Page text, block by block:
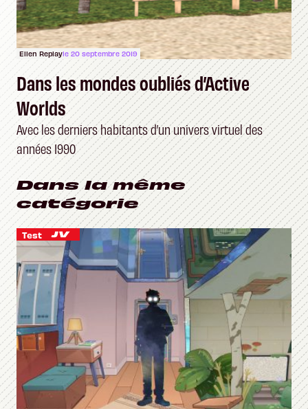
Ellen Replayle 20 septembre 2019
Dans les mondes oubliés d’Active
Worlds
Avec les derniers habitants d’un univers virtuel des
années 1990
Dans la même
catégorie
Test